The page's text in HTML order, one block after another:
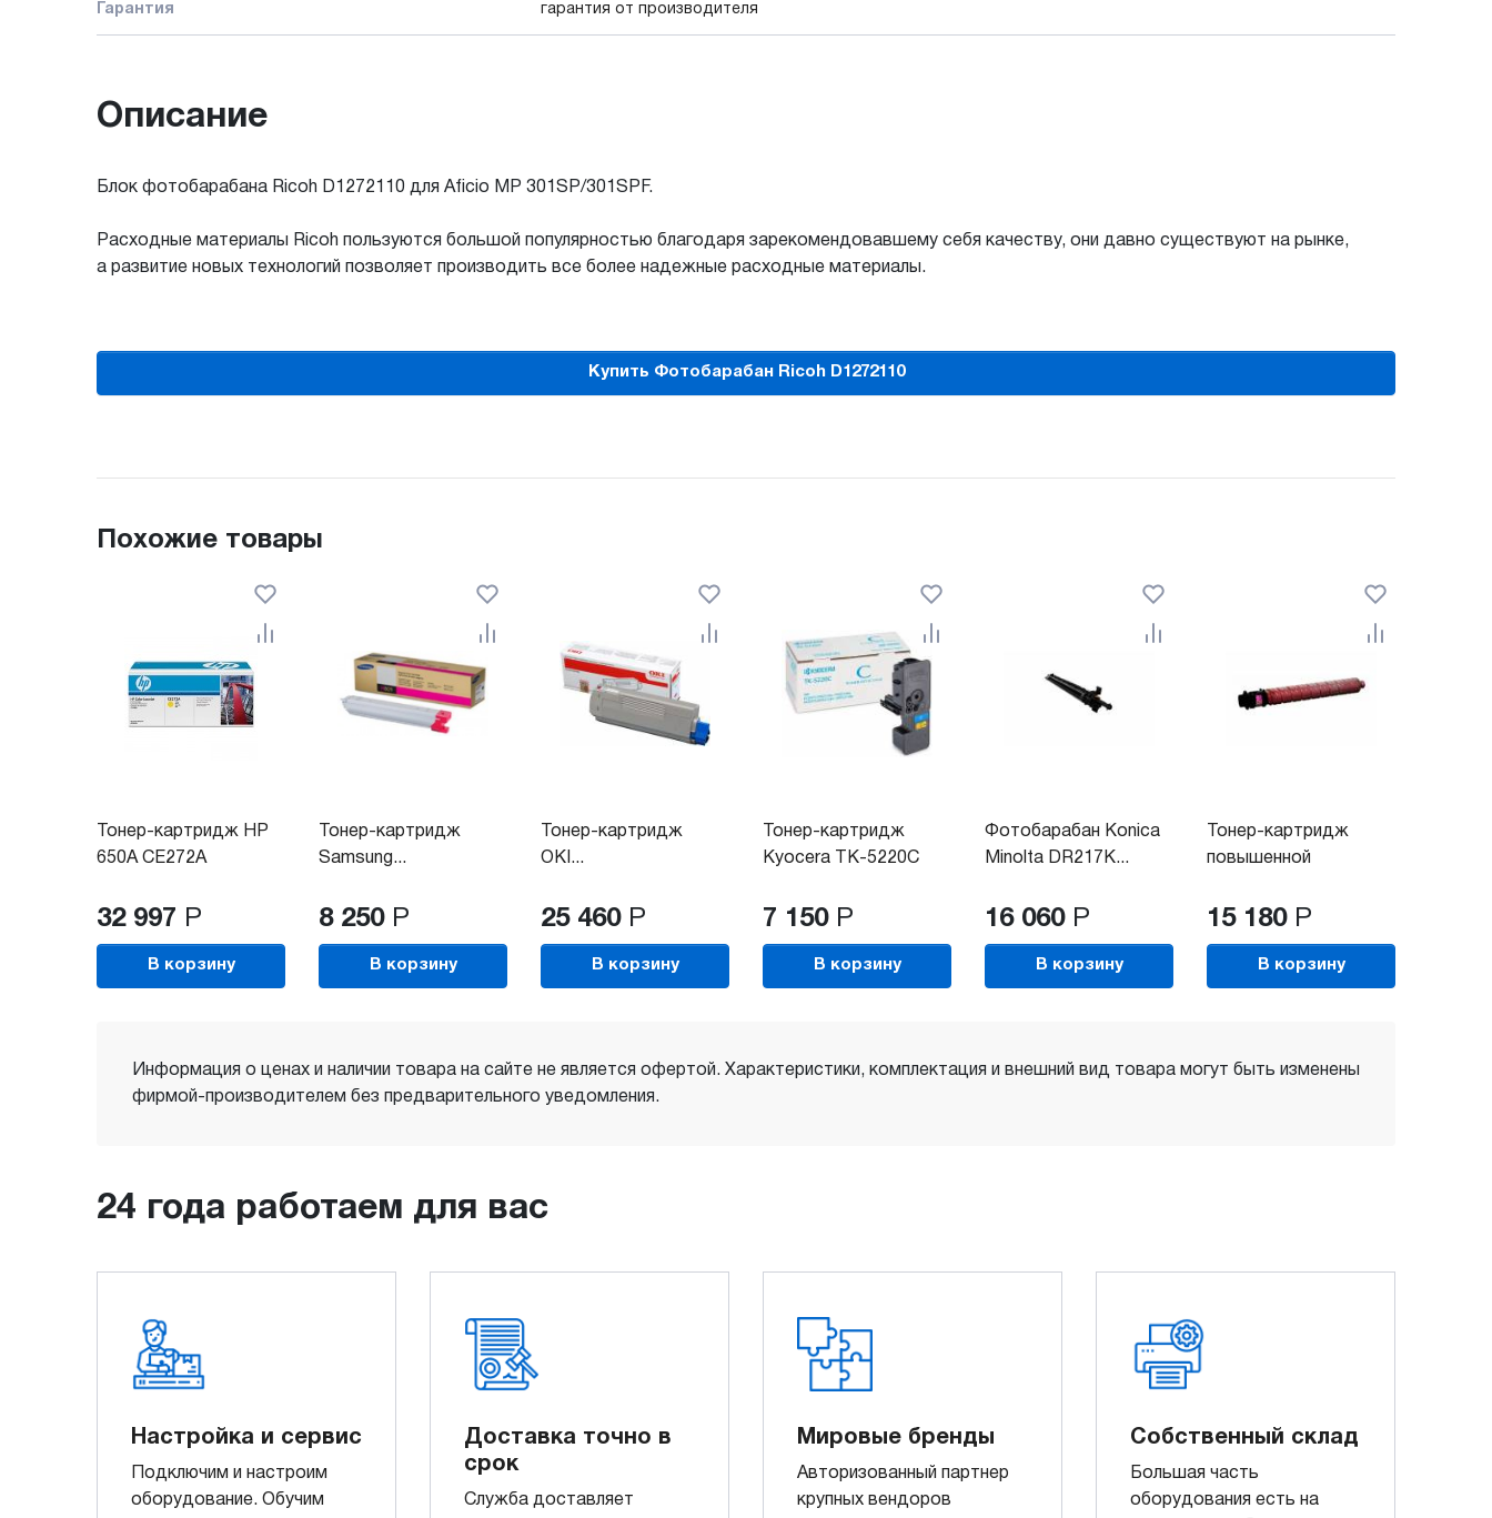
Гарантия гарантия от производителя
Описание
Блок фотобарабана Ricoh D1272110 для Aficio MP 301SP/301SPF.
Расходные материалы Ricoh пользуются большой популярностью благодаря зарекомендовавшему себя качеству, они давно существуют на рынке,
а развитие новых технологий позволяет производить все более надежные расходные материалы.
Купить Фотобарабан Ricoh D1272110
Похожие товары
Тонер-картридж HP
650A CE272A
32 997 Р
В корзину
Тонер-картридж
Samsung...
8 250 Р
В корзину
Тонер-картридж
OKI...
25 460 Р
В корзину
Тонер-картридж
Kyocera TK-5220C
7 150 Р
В корзину
Фотобарабан Konica
Minolta DR217K...
16 060 Р
В корзину
Тонер-картридж
повышенной
15 180 Р
В корзину
Информация о ценах и наличии товара на сайте не является офертой. Характеристики, комплектация и внешний вид товара могут быть изменены
фирмой-производителем без предварительного уведомления.
24 года работаем для вас
Настройка и сервис
Подключим и настроим
оборудование. Обучим
Доставка точно в
срок
Служба доставляет
Мировые бренды
Авторизованный партнер
крупных вендоров
Собственный склад
Большая часть
оборудования есть на